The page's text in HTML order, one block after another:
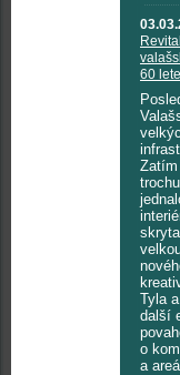
60
Tyla
další
o
a